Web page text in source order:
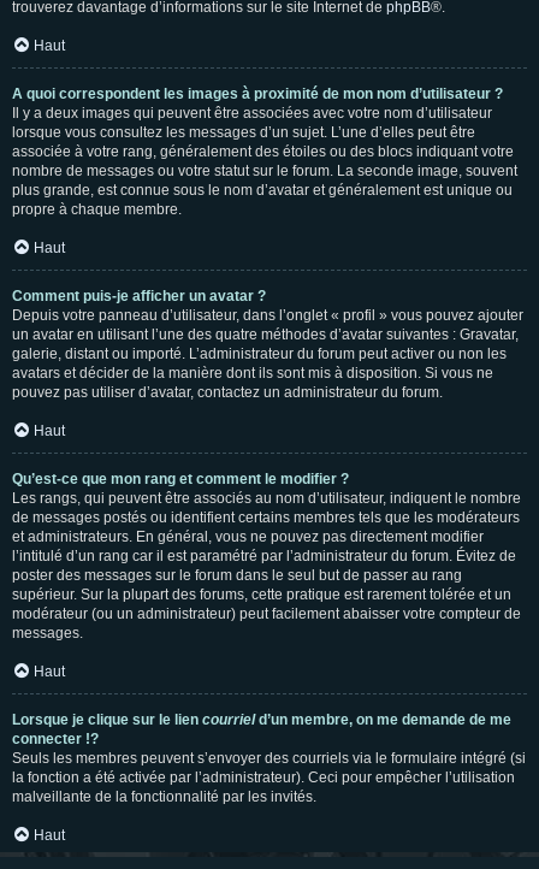
trouverez davantage d’informations sur le site Internet de phpBB®.
Haut
A quoi correspondent les images à proximité de mon nom d’utilisateur ?
Il y a deux images qui peuvent être associées avec votre nom d’utilisateur
lorsque vous consultez les messages d’un sujet. L’une d’elles peut être
associée à votre rang, généralement des étoiles ou des blocs indiquant votre
nombre de messages ou votre statut sur le forum. La seconde image, souvent
plus grande, est connue sous le nom d’avatar et généralement est unique ou
propre à chaque membre.
Haut
Comment puis-je afficher un avatar ?
Depuis votre panneau d’utilisateur, dans l’onglet « profil » vous pouvez ajouter
un avatar en utilisant l’une des quatre méthodes d’avatar suivantes : Gravatar,
galerie, distant ou importé. L’administrateur du forum peut activer ou non les
avatars et décider de la manière dont ils sont mis à disposition. Si vous ne
pouvez pas utiliser d’avatar, contactez un administrateur du forum.
Haut
Qu’est-ce que mon rang et comment le modifier ?
Les rangs, qui peuvent être associés au nom d’utilisateur, indiquent le nombre
de messages postés ou identifient certains membres tels que les modérateurs
et administrateurs. En général, vous ne pouvez pas directement modifier
l’intitulé d’un rang car il est paramétré par l’administrateur du forum. Évitez de
poster des messages sur le forum dans le seul but de passer au rang
supérieur. Sur la plupart des forums, cette pratique est rarement tolérée et un
modérateur (ou un administrateur) peut facilement abaisser votre compteur de
messages.
Haut
Lorsque je clique sur le lien courrield’un membre, on me demande de me
connecter !?
Seuls les membres peuvent s’envoyer des courriels via le formulaire intégré (si
la fonction a été activée par l’administrateur). Ceci pour empêcher l’utilisation
malveillante de la fonctionnalité par les invités.
Haut